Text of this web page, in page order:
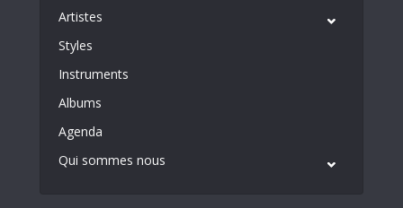
Artistes
Styles
Instruments
Albums
Agenda
Qui sommes nous